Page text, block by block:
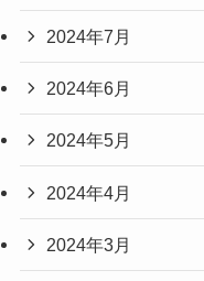
2024年7月
2024年6月
2024年5月
2024年4月
2024年3月